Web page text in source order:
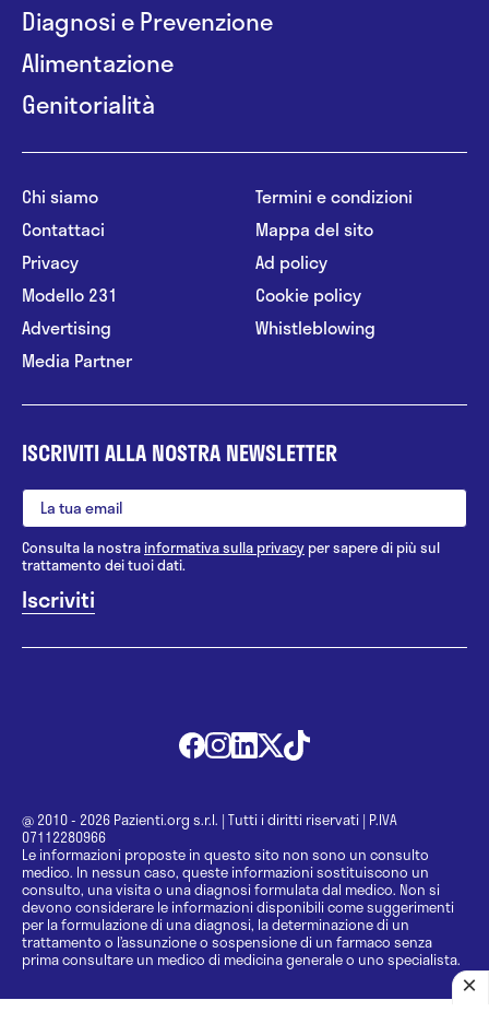
Diagnosi e Prevenzione
Alimentazione
Genitorialità
Chi siamo
Contattaci
Privacy
Modello 231
Advertising
Media Partner
Termini e condizioni
Mappa del sito
Ad policy
Cookie policy
Whistleblowing
ISCRIVITI ALLA NOSTRA NEWSLETTER
Consulta la nostrainformativa sulla privacy per sapere di più sul
trattamento dei tuoi dati.
@ 2010 - 2026 Pazienti.org s.r.l. | Tutti i diritti riservati | P.IVA
07112280966
Le informazioni proposte in questo sito non sono un consulto
medico. In nessun caso, queste informazioni sostituiscono un
consulto, una visita o una diagnosi formulata dal medico. Non si
devono considerare le informazioni disponibili come suggerimenti
per la formulazione di una diagnosi, la determinazione di un
trattamento o l’assunzione o sospensione di un farmaco senza
prima consultare un medico di medicina generale o uno specialista.